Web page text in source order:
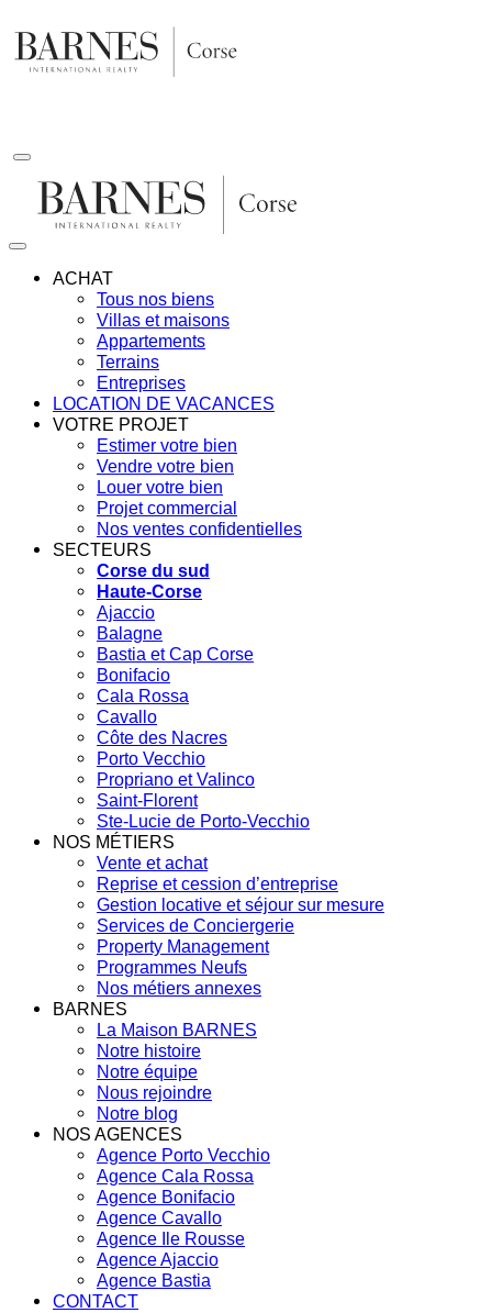
au
contenu
ACHAT
Tous nos biens
Villas et maisons
Appartements
Terrains
Entreprises
LOCATION DE VACANCES
VOTRE PROJET
Estimer votre bien
Vendre votre bien
Louer votre bien
Projet commercial
Nos ventes confidentielles
SECTEURS
Corse du sud
Haute-Corse
Ajaccio
Balagne
Bastia et Cap Corse
Bonifacio
Cala Rossa
Cavallo
Côte des Nacres
Porto Vecchio
Propriano et Valinco
Saint-Florent
Ste-Lucie de Porto-Vecchio
NOS MÉTIERS
Vente et achat
Reprise et cession d’entreprise
Gestion locative et séjour sur mesure
Services de Conciergerie
Property Management
Programmes Neufs
Nos métiers annexes
BARNES
La Maison BARNES
Notre histoire
Notre équipe
Nous rejoindre
Notre blog
NOS AGENCES
Agence Porto Vecchio
Agence Cala Rossa
Agence Bonifacio
Agence Cavallo
Agence Ile Rousse
Agence Ajaccio
Agence Bastia
CONTACT